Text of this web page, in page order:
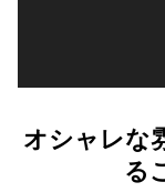
オシャレな
る